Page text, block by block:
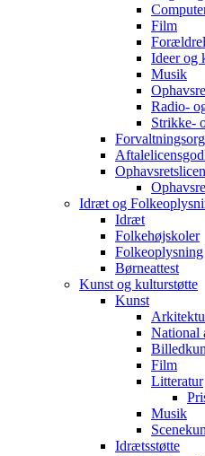
Film
Ideer og
Musik
Radio-
Strikke-
Idræt og
Idræt
Folkehøjskoler
Folkeoplysning
Børneattest
Kunst og kulturstøtte
Kunst
National
Film
Litteratur
Musik
Idrætsstøtte